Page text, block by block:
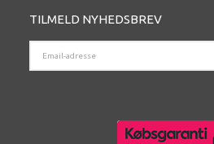
TILMELD NYHEDSBREV
ADRESSE